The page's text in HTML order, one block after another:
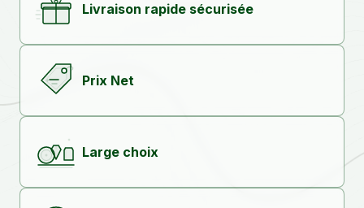
Livraison rapide sécurisée
Prix Net
Large choix